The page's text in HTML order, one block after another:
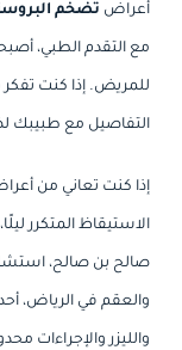
أعراض تضخم
مع التقدم الطبي،
للمريض. إذا كنت تفكر
التفاصيل مع طبيبك
إذا كنت تعاني من
الاستيقاظ المتكرر
صالح بن صالح،
والعقم في الرياض،
والليزر والإجراءات